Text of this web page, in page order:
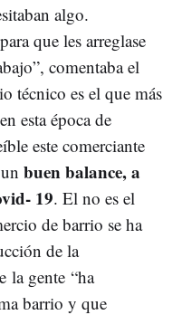
algo.
que les arreglase
comentaba el
técnico es el que más
esta época de
este comerciante
buen balance, a
19. El no es el
de barrio se ha
de la
la gente “ha
barrio y que